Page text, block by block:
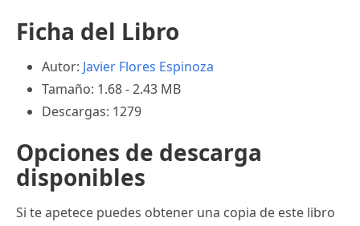
Ficha del Libro
Autor: Javier Flores Espinoza
Tamaño: 1.68 - 2.43 MB
Descargas: 1279
Opciones de descarga
disponibles
Si te apetece puedes obtener una copia de este libro